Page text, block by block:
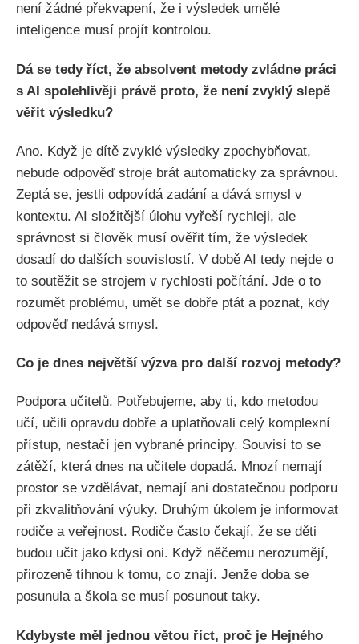
není žádné překvapení, že i výsledek umělé
inteligence musí projít kontrolou.
Dá se tedy říct, že absolvent metody zvládne práci
s AI spolehlivěji právě proto, že není zvyklý slepě
věřit výsledku?
Ano. Když je dítě zvyklé výsledky zpochybňovat,
nebude odpověď stroje brát automaticky za správnou.
Zeptá se, jestli odpovídá zadání a dává smysl v
kontextu. AI složitější úlohu vyřeší rychleji, ale
správnost si člověk musí ověřit tím, že výsledek
dosadí do dalších souvislostí. V době AI tedy nejde o
to soutěžit se strojem v rychlosti počítání. Jde o to
rozumět problému, umět se dobře ptát a poznat, kdy
odpověď nedává smysl.
Co je dnes největší výzva pro další rozvoj metody?
Podpora učitelů. Potřebujeme, aby ti, kdo metodou
učí, učili opravdu dobře a uplatňovali celý komplexní
přístup, nestačí jen vybrané principy. Souvisí to se
zátěží, která dnes na učitele dopadá. Mnozí nemají
prostor se vzdělávat, nemají ani dostatečnou podporu
při zkvalitňování výuky. Druhým úkolem je informovat
rodiče a veřejnost. Rodiče často čekají, že se děti
budou učit jako kdysi oni. Když něčemu nerozumějí,
přirozeně tíhnou k tomu, co znají. Jenže doba se
posunula a škola se musí posunout taky.
Kdybyste měl jednou větou říct, proč je Hejného